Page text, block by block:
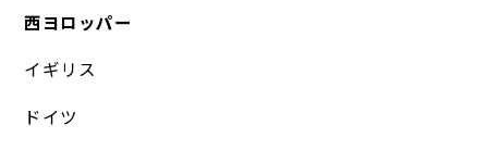
西ヨロッパー
イギリス
ドイツ